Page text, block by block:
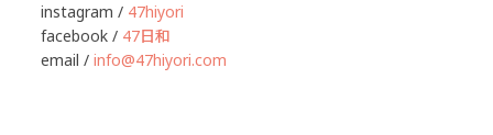
instagram / 47hiyori
facebook / 47日和
email / info@47hiyori.com